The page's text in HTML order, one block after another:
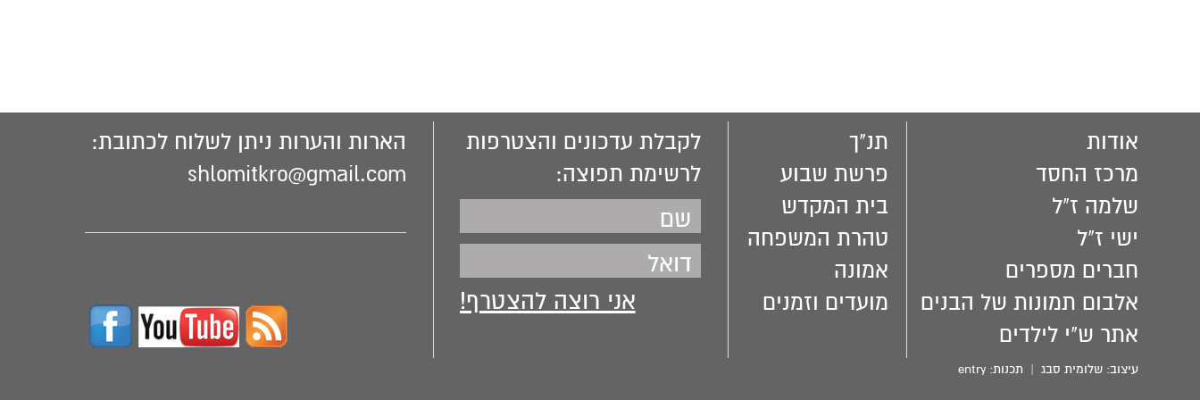
אודות
מרכז החסד
שלמה ז"ל
ישי ז"ל
חברים מספרים
אלבום תמונות של הבנים
אתר ש"י לילדים
תנ"ך
פרשת שבוע
בית המקדש
טהרת המשפחה
אמונה
מועדים וזמנים
לקבלת עדכונים והצטרפות
לרשימת תפוצה:
הארות והערות ניתן לשלוח לכתובת:
shlomitkro@gmail.com
עיצוב:שלומית סבג | תכנות:entry